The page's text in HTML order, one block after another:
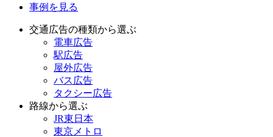
事例を見る
交通広告の種類から選ぶ
電車広告
駅広告
屋外広告
バス広告
タクシー広告
路線から選ぶ
JR東日本
東京メトロ